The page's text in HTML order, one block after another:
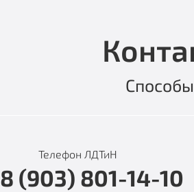
Телефон ЛДТиН
8 (903) 801-14-10